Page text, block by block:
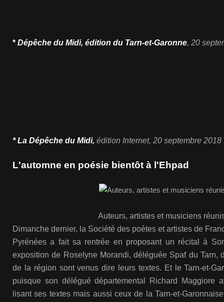
* Dépêche du Midi, édition du Tarn-et-Garonne, 20
* La Dépêche du Midi, édition Internet, 20 septembre 2018
L'automne en poésie bientôt à l'Ehpad
Auteurs, artistes et musiciens
Dimanche dernier, la Société des poètes et artistes de
Pyrénées a fait sa rentrée en proposant un récital à
exposition de Roselyne Morandi, déléguée Spaf du Tarn,
de la région sont venus dire leurs textes. Et le Tarn-et-
puisque son délégué départemental Richard Maggiore
lisant ses textes mais aussi ceux de la Tarn-et-